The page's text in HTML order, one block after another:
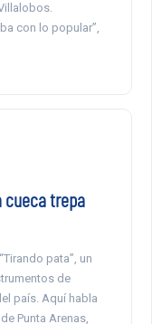
con lo popular”,
cueca trepa
pata”, un
de
país. Aquí habla
Punta Arenas,